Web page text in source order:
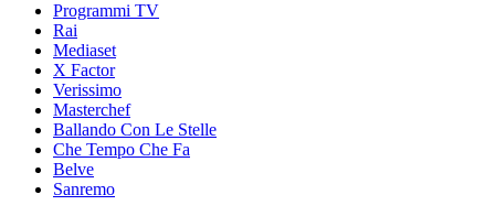
Programmi TV
Rai
Mediaset
X Factor
Verissimo
Masterchef
Ballando Con Le Stelle
Che Tempo Che Fa
Belve
Sanremo